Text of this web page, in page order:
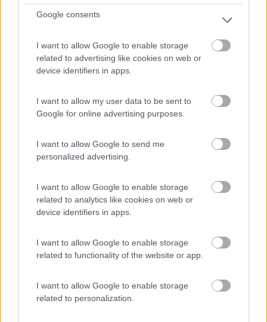
Google consents
I want to allow Google to enable storage
related to advertising like cookies on web or
device identifiers in apps.
I want to allow my user data to be sent to
Google for online advertising purposes.
I want to allow Google to send me
personalized advertising.
I want to allow Google to enable storage
related to analytics like cookies on web or
device identifiers in apps.
I want to allow Google to enable storage
related to functionality of the website or app.
I want to allow Google to enable storage
related to personalization.
Servizi / Posizione
L'azienda agricola dedita alla produzione di olio e vino ...
Poggio dei Colli (PO) - 55.7km
Agriturismo Poggetto